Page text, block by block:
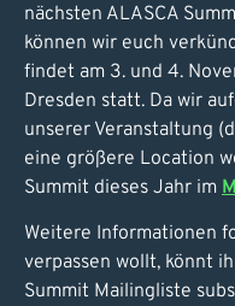
nächsten ALASCA
können wir euch
findet am 3. und 4.
Dresden statt. Da wir
unserer Veranstaltung
eine größere Location
Summit dieses Jahr im
Weitere Informationen
verpassen wollt, könnt
Summit Mailingliste